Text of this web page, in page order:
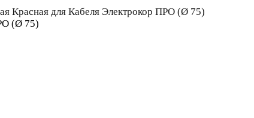
Красная для Кабеля Электрокор ПРО (Ø 75)